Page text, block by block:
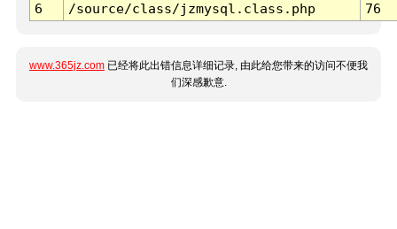
6
/source/class/jzmysql.class.php 76
www.365jz.com 已经将此出错信息详细记录, 由此给您带来的访问不便我
们深感歉意.